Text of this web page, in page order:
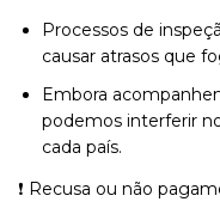
Processos de
causar atrasos que
Embora
podemos interferir
cada país.
❗ Recusa ou não